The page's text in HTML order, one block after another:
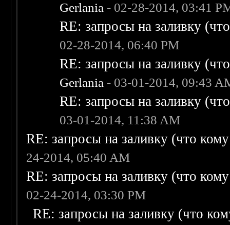
Gerlania - 02-28-2014, 03:41
RE: запросы на заливку
02-28-2014, 06:40 PM
RE: запросы на заливку
Gerlania - 03-01-2014, 09:43
RE: запросы на заливку
03-01-2014, 11:38 AM
RE: запросы на заливку (что
24-2014, 05:40 AM
RE: запросы на заливку (что
02-24-2014, 03:30 PM
RE: запросы на заливку (что